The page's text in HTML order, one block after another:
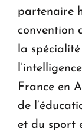
partenaire
convention
la
France en
de
et du sport